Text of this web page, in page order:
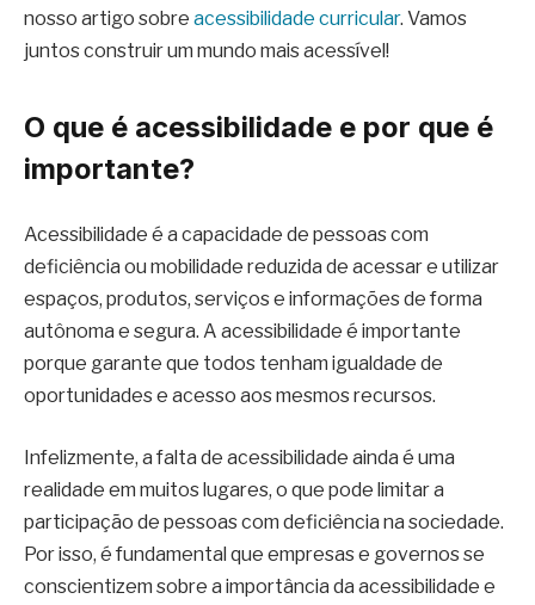
nosso artigo sobre acessibilidade curricular. Vamos
juntos construir um mundo mais acessível!
O que é acessibilidade e por que é
importante?
Acessibilidade é a capacidade de pessoas com
deficiência ou mobilidade reduzida de acessar e utilizar
espaços, produtos, serviços e informações de forma
autônoma e segura. A acessibilidade é importante
porque garante que todos tenham igualdade de
oportunidades e acesso aos mesmos recursos.
Infelizmente, a falta de acessibilidade ainda é uma
realidade em muitos lugares, o que pode limitar a
participação de pessoas com deficiência na sociedade.
Por isso, é fundamental que empresas e governos se
conscientizem sobre a importância da acessibilidade e